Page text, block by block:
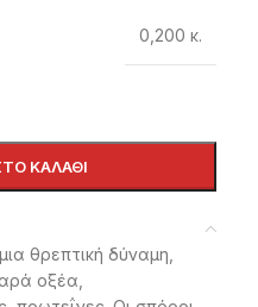
0,200 κ.
ΚΑΛΆΘΙ
θρεπτική δύναμη,
οξέα,